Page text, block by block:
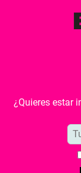
¿Quieres estar